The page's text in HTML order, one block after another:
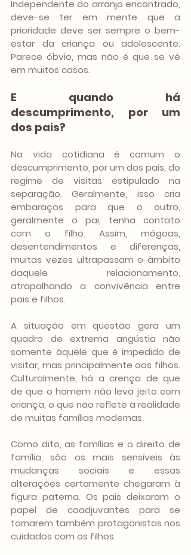
Independente do arranjo encontrado,
deve-se ter em mente que a
prioridade deve ser sempre o bem-
estar da criança ou adolescente.
Parece óbvio, mas não é que se vê
em muitos casos.
E quando há
descumprimento, por um
dos pais?
Na vida cotidiana é comum o
descumprimento, por um dos pais, do
regime de visitas estipulado na
separação. Geralmente, isso cria
embaraços para que o outro,
geralmente o pai, tenha contato
com o filho. Assim, mágoas,
desentendimentos e diferenças,
muitas vezes ultrapassam o âmbito
daquele relacionamento,
atrapalhando a convivência entre
pais e filhos.
A situação em questão gera um
quadro de extrema angústia não
somente àquele que é impedido de
visitar, mas principalmente aos filhos.
Culturalmente, há a crença de que
de que o homem não leva jeito com
criança, o que não reflete a realidade
de muitas famílias modernas.
Como dito, as famílias e o direito de
família, são os mais sensíveis às
mudanças sociais e essas
alterações certamente chegaram à
figura paterna. Os pais deixaram o
papel de coadjuvantes para se
tornarem também protagonistas nos
cuidados com os filhos.